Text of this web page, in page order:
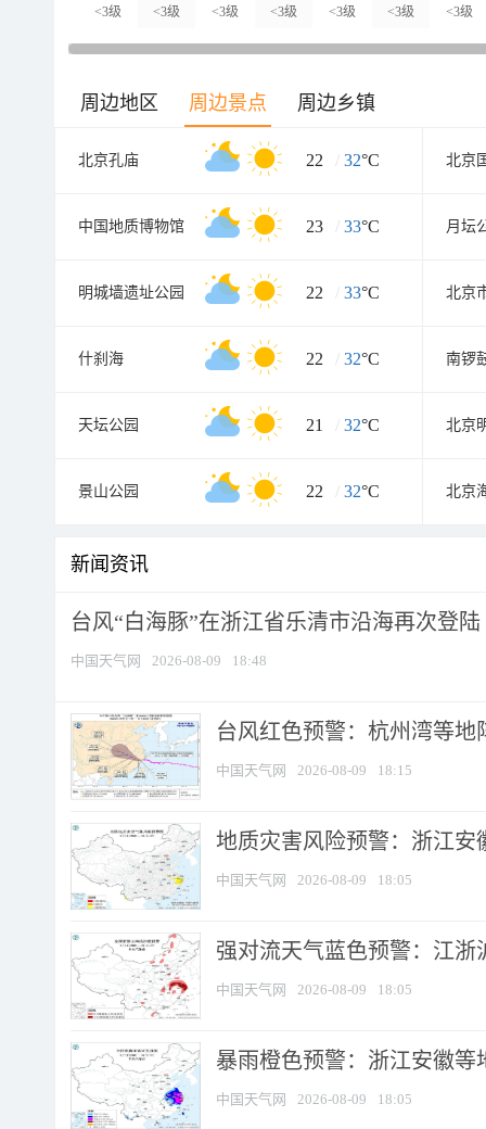
<3级 <3级 <3级 <3级 <3级 <3级 <3级
周边地区 周边景点 周边乡镇
北京孔庙 22 / 32°C 北京
中国地质博物馆 23 / 33°C 月坛
明城墙遗址公园 22 / 33°C 北京
什刹海 22 / 32°C 南锣
天坛公园 21 / 32°C
景山公园 22 / 32°C 北京
新闻资讯
台风“白海豚”在浙江省乐清市沿海再次登陆
中国天气网 2026-08-09 18:48
台风红色预警：杭州湾等地
中国天气网 2026-08-09 18:15
地质灾害风险预警：浙江安
中国天气网 2026-08-09 18:05
强对流天气蓝色预警：江浙
中国天气网 2026-08-09 18:05
暴雨橙色预警：浙江安徽等
中国天气网 2026-08-09 18:05